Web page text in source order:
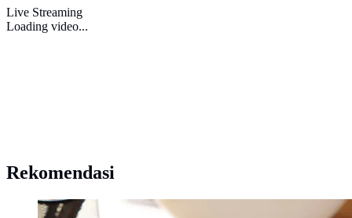
Live Streaming
Loading video...
Rekomendasi